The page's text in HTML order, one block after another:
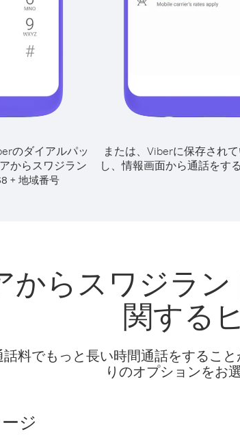
のダイアルパッ
からスワジラン
+ 地域番号
または、Viberに保存され
し、情報画面から通話をす
からスワジラ
関する
料でもっと長い時間通話をするこ
りのオプションをお
ジ